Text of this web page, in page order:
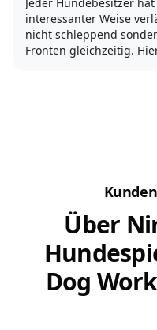
interessanter Weise
nicht schleppend
Fronten gleichzeitig.
Über
Dog